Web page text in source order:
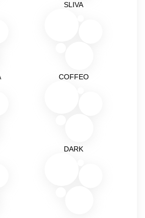
SLIVA
COFFEO
DARK